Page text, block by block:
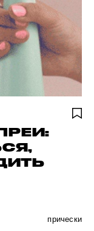
прически